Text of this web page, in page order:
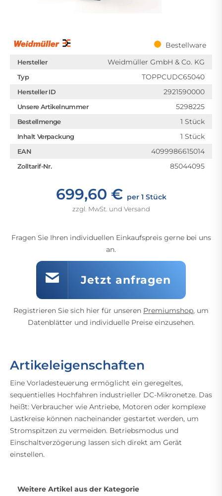
Bestellware
Hersteller Weidmüller GmbH & Co. KG
Typ TOPPCUDC65040
Hersteller ID 2921590000
Unsere Artikelnummer 5298225
Bestellmenge 1 Stück
Inhalt Verpackung 1 Stück
EAN 4099986615014
Zolltarif-Nr. 85044095
699,60 € per 1 Stück
zzgl. MwSt. und Versand
Fragen Sie Ihren individuellen Einkaufspreis gerne bei uns
an.
Jetzt anfragen
Registrieren Sie sich hier für unseren Premiumshop, um
Datenblätter und individuelle Preise einzusehen.
Artikeleigenschaften
Eine Vorladesteuerung ermöglicht ein geregeltes,
sequentielles Hochfahren industrieller DC-Mikronetze. Das
heißt: Verbraucher wie Antriebe, Motoren oder komplexe
Lastkreise können nacheinander gestartet werden, um
Stromspitzen zu vermeiden. Betriebsmodus und
Einschaltverzögerung lassen sich direkt am Gerät
einstellen.
Weitere Artikel aus der Kategorie